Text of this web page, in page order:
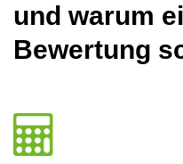
und warum
Bewertung